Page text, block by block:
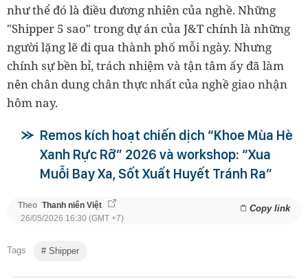
như thể đó là điều đương nhiên của nghề. Những
"Shipper 5 sao" trong dự án của J&T chính là những
người lặng lẽ đi qua thành phố mỗi ngày. Nhưng
chính sự bền bỉ, trách nhiệm và tận tâm ấy đã làm
nên chân dung chân thực nhất của nghề giao nhận
hôm nay.
Remos kích hoạt chiến dịch “Khoe Mùa Hè
Xanh Rực Rỡ” 2026 và workshop: “Xua
Muỗi Bay Xa, Sốt Xuất Huyết Tránh Ra”
Theo Thanh niên Việt Copy link
26/05/2026 16:30 (GMT +7)
Tags Shipper